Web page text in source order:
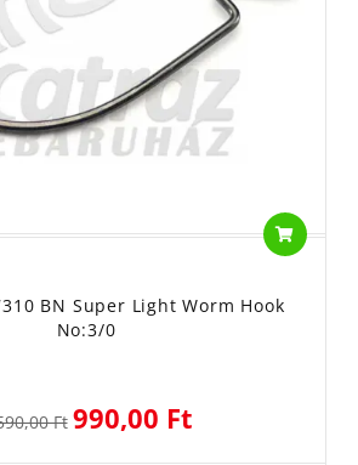
BN Super Light Worm Hook
No:3/0
Ft 990,00 Ft